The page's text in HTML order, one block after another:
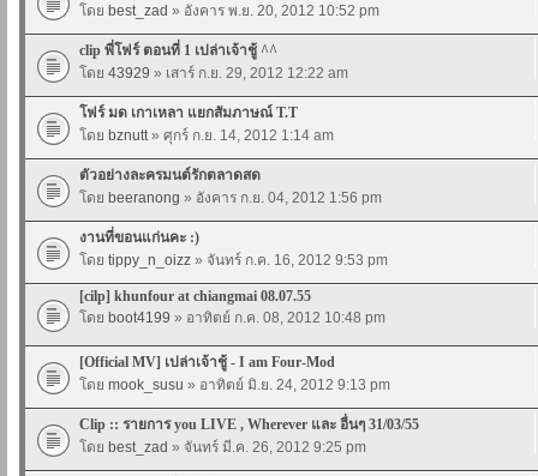
โดย best_zad » อังคาร พ.ย. 20, 2012 10:52 pm
clip พี่โฟร์ ตอนที่ 1 เปล่าเจ้าชู้ ^^
โดย 43929 » เสาร์ ก.ย. 29, 2012 12:22 am
โฟร์ มด เกาเหลา แยกสัมภาษณ์ T.T
โดย bznutt» ศุกร์ ก.ย. 14, 2012 1:14 am
ตัวอย่างละครมนต์รักตลาดสด
โดย beeranong » อังคาร ก.ย. 04, 2012 1:56 pm
งานที่ขอนแก่นคะ :)
โดย tippy_n_oizz » จันทร์ ก.ค. 16, 2012 9:53 pm
[cilp] khunfour at chiangmai 08.07.55
โดย boot4199 » อาทิตย์ ก.ค. 08, 2012 10:48 pm
[Official MV] เปล่าเจ้าชู้ - I am Four-Mod
โดย mook_susu » อาทิตย์ มิ.ย. 24, 2012 9:13 pm
Clip :: รายการ you LIVE , Wherever และ อื่นๆ 31/03/55
โดย best_zad » จันทร์ มี.ค. 26, 2012 9:25 pm